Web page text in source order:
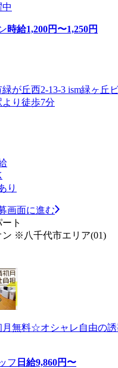
時給1,200円〜1,250円
が丘西2-13-3 ism緑ヶ丘
り徒歩7分
り
画面に進む
ト
ン ※八千代市エリア(01)
無料☆オシャレ自由の誘
フ 日給9,860円〜